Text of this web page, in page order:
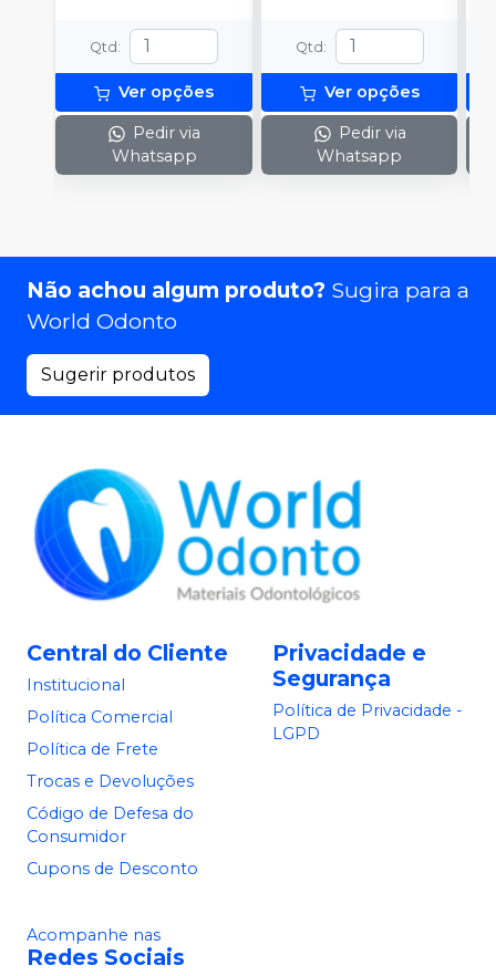
Qtd :
Ver opções
Pedir via
Whatsapp
Qtd :
Ver opções
Pedir via
Whatsapp
Não achou algum produto? Sugira para a
World Odonto
Sugerir produtos
Central do Cliente
Institucional
Política Comercial
Política de Frete
Trocas e Devoluções
Código de Defesa do
Consumidor
Cupons de Desconto
Privacidade e
Segurança
Política de Privacidade -
LGPD
Acompanhe nas
Redes Sociais